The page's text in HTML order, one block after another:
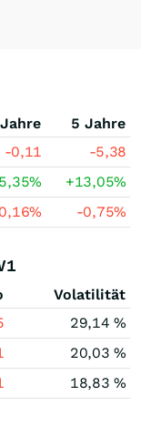
5 Jahre
-0,11
-5,38
% +13,05%
% -0,75%
Volatilität
29,14 %
20,03 %
18,83 %